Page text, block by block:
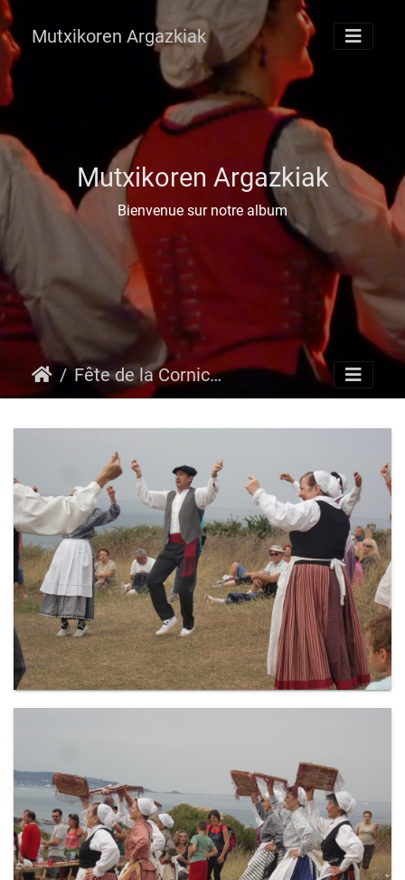
Mutxikoren Argazkiak
Mutxikoren Argazkiak
Bienvenue sur notre album
Fête de la Corniche 2014